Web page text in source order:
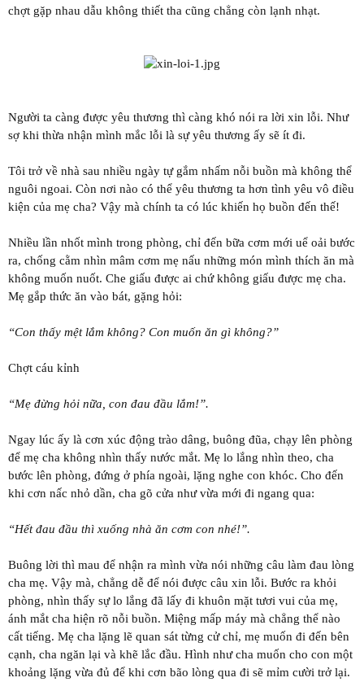
chợt gặp nhau dẫu không thiết tha cũng chẳng còn lạnh nhạt.
Người ta càng được yêu thương thì càng khó nói ra lời xin lỗi. Như
sợ khi thừa nhận mình mắc lỗi là sự yêu thương ấy sẽ ít đi.
Tôi trở về nhà sau nhiều ngày tự gắm nhấm nỗi buồn mà không thể
nguôi ngoai. Còn nơi nào có thể yêu thương ta hơn tình yêu vô điều
kiện của mẹ cha? Vậy mà chính ta có lúc khiến họ buồn đến thế!
Nhiều lần nhốt mình trong phòng, chỉ đến bữa cơm mới uể oải bước
ra, chống cằm nhìn mâm cơm mẹ nấu những món mình thích ăn mà
không muốn nuốt. Che giấu được ai chứ không giấu được mẹ cha.
Mẹ gắp thức ăn vào bát, gặng hỏi:
“Con thấy mệt lắm không? Con muốn ăn gì không?”
Chợt cáu kỉnh
“Mẹ đừng hỏi nữa, con đau đầu lắm!”.
Ngay lúc ấy là cơn xúc động trào dâng, buông đũa, chạy lên phòng
để mẹ cha không nhìn thấy nước mắt. Mẹ lo lắng nhìn theo, cha
bước lên phòng, đứng ở phía ngoài, lặng nghe con khóc. Cho đến
khi cơn nấc nhỏ dần, cha gõ cửa như vừa mới đi ngang qua:
“Hết đau đầu thì xuống nhà ăn cơm con nhé!”.
Buông lời thì mau để nhận ra mình vừa nói những câu làm đau lòng
cha mẹ. Vậy mà, chẳng dễ để nói được câu xin lỗi. Bước ra khỏi
phòng, nhìn thấy sự lo lắng đã lấy đi khuôn mặt tươi vui của mẹ,
ánh mắt cha hiện rõ nỗi buồn. Miệng mấp máy mà chẳng thể nào
cất tiếng. Mẹ cha lặng lẽ quan sát từng cử chỉ, mẹ muốn đi đến bên
cạnh, cha ngăn lại và khẽ lắc đầu. Hình như cha muốn cho con một
khoảng lặng vừa đủ để khi cơn bão lòng qua đi sẽ mỉm cười trở lại.